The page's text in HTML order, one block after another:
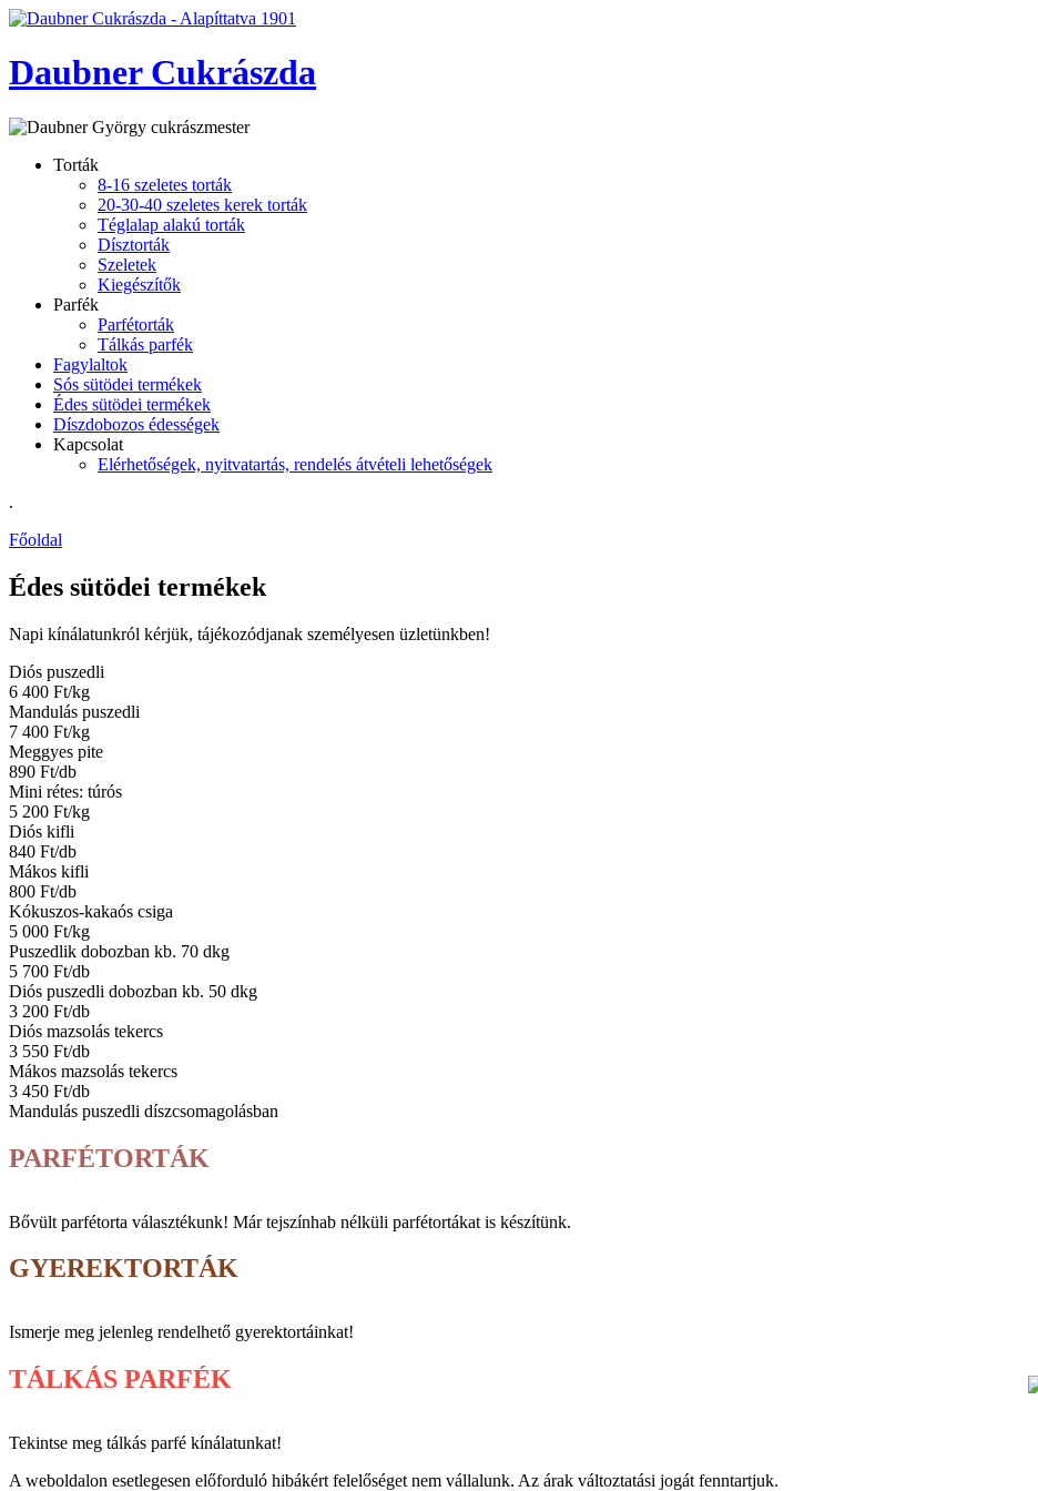
Daubner Cukrászda
Torták
8-16 szeletes torták
20-30-40 szeletes kerek torták
Téglalap alakú torták
Dísztorták
Szeletek
Kiegészítők
Parfék
Parfétorták
Tálkás parfék
Fagylaltok
Sós sütödei termékek
Édes sütödei termékek
Díszdobozos édességek
Kapcsolat
Elérhetőségek, nyitvatartás, rendelés átvételi lehetőségek
.
Főoldal
Édes sütödei termékek
Napi kínálatunkról kérjük, tájékozódjanak személyesen üzletünkben!
Diós puszedli
6 400 Ft/kg
Mandulás puszedli
7 400 Ft/kg
Meggyes pite
890 Ft/db
Mini rétes: túrós
5 200 Ft/kg
Diós kifli
840 Ft/db
Mákos kifli
800 Ft/db
Kókuszos-kakaós csiga
5 000 Ft/kg
Puszedlik dobozban kb. 70 dkg
5 700 Ft/db
Diós puszedli dobozban kb. 50 dkg
3 200 Ft/db
Diós mazsolás tekercs
3 550 Ft/db
Mákos mazsolás tekercs
3 450 Ft/db
Mandulás puszedli díszcsomagolásban
PARFÉTORTÁK
Bővült parfé­torta vá­lasz­tékunk! Már tej­szín­hab nélküli parfé­tortákat is készítünk.
GYEREKTORTÁK
Ismerje meg jelenleg rendelhető gyerektortáinkat!
TÁLKÁS PARFÉK
Tekintse meg tálkás parfé kínálatunkat!
A weboldalon esetlegesen előforduló hibákért felelőséget nem vállalunk. Az árak változtatási jogát fenntartjuk.